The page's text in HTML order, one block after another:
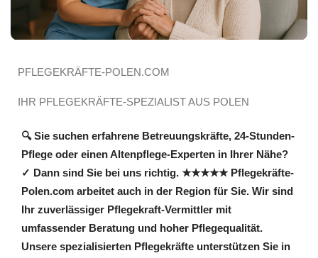
PFLEGEKRÄFTE-POLEN.COM
IHR PFLEGEKRÄFTE-SPEZIALIST AUS POLEN
🔍 Sie suchen erfahrene Betreuungskräfte, 24-Stunden-
Pflege oder einen Altenpflege-Experten in Ihrer Nähe?
✓ Dann sind Sie bei uns richtig. ★★★★★ Pflegekräfte-
Polen.com arbeitet auch in der Region für Sie. Wir sind
Ihr zuverlässiger Pflegekraft-Vermittler mit
umfassender Beratung und hoher Pflegequalität.
Unsere spezialisierten Pflegekräfte unterstützen Sie in